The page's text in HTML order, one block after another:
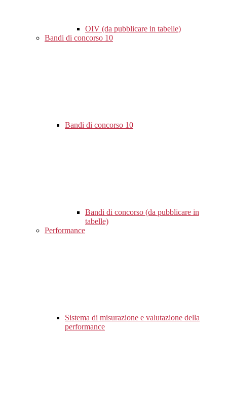
OIV (da pubblicare in tabelle)
Bandi di concorso 10
Bandi di concorso 10
Bandi di concorso (da pubblicare in
tabelle)
Performance
Sistema di misurazione e valutazione della
performance